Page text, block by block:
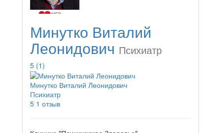
Минутко Виталий
Леонидович Психиатр
5 (1)
Минутко Виталий Леонидович
Психиатр
5 1 отзыв